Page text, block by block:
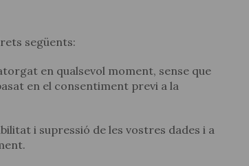
següents:
en qualsevol moment, sense que
en el consentiment previ a la
i supressió de les vostres dades i a